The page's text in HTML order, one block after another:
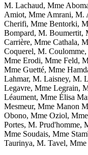
M. Lachaud, Mme
Amiot, Mme Amrani, M.
Cherifi, Mme Bentorki,
Bompard, M. Boumertit,
Carrière, Mme Cathala,
Coquerel, M.
Mme Erodi, Mme Feld,
Mme Guetté, Mme
Lahmar, M. Laisney, M.
Legavre, Mme Legrain,
Léaument, Mme Élisa
Mesmeur, Mme Manon
Obono, Mme Oziol,
Portes, M. Prud'homme,
Mme Soudais, Mme
Taurinya, M. Tavel,